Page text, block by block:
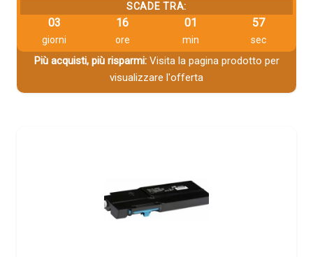
SCADE TRA:
03
giorni
16
ore
01
min
56
sec
Più acquisti, più risparmi:Visita la pagina prodotto per
visualizzare l'offerta